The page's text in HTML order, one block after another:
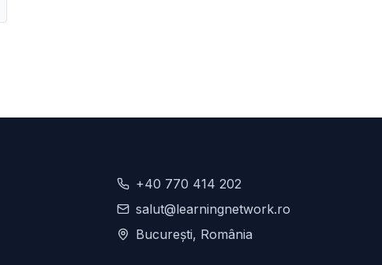
+40 770 414 202
salut@learningnetwork.ro
București, România